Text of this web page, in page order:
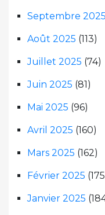
Septembre 2025
Août 2025 (113)
Juillet 2025 (74)
Juin 2025 (81)
Mai 2025 (96)
Avril 2025 (160)
Mars 2025 (162)
Février 2025
Janvier 2025